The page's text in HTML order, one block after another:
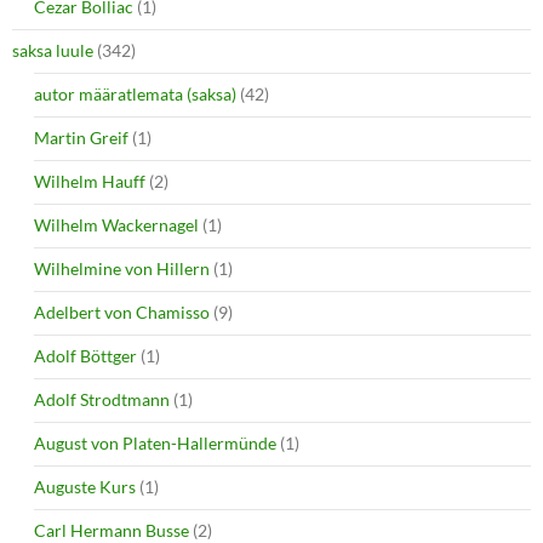
Cezar Bolliac (1)
saksa luule (342)
autor määratlemata (saksa) (42)
Martin Greif (1)
Wilhelm Hauff (2)
Wilhelm Wackernagel (1)
Wilhelmine von Hillern (1)
Adelbert von Chamisso (9)
Adolf Böttger (1)
Adolf Strodtmann (1)
August von Platen-Hallermünde (1)
Auguste Kurs (1)
Carl Hermann Busse (2)